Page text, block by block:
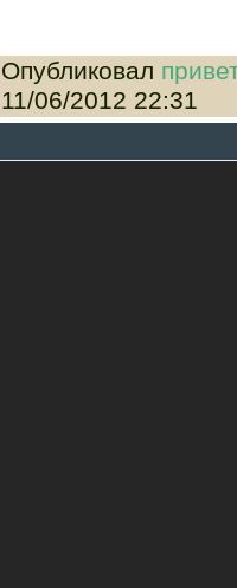
Опубликовал
11/06/2012 22:31